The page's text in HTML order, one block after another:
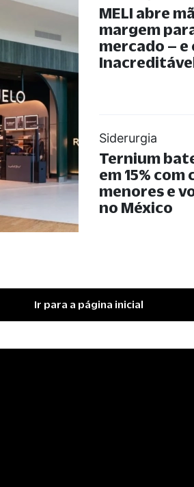
MELI abre
margem
mercado – e
Siderurgia
Ternium
em 15% com
menores e
no México
Ir para a página inicial